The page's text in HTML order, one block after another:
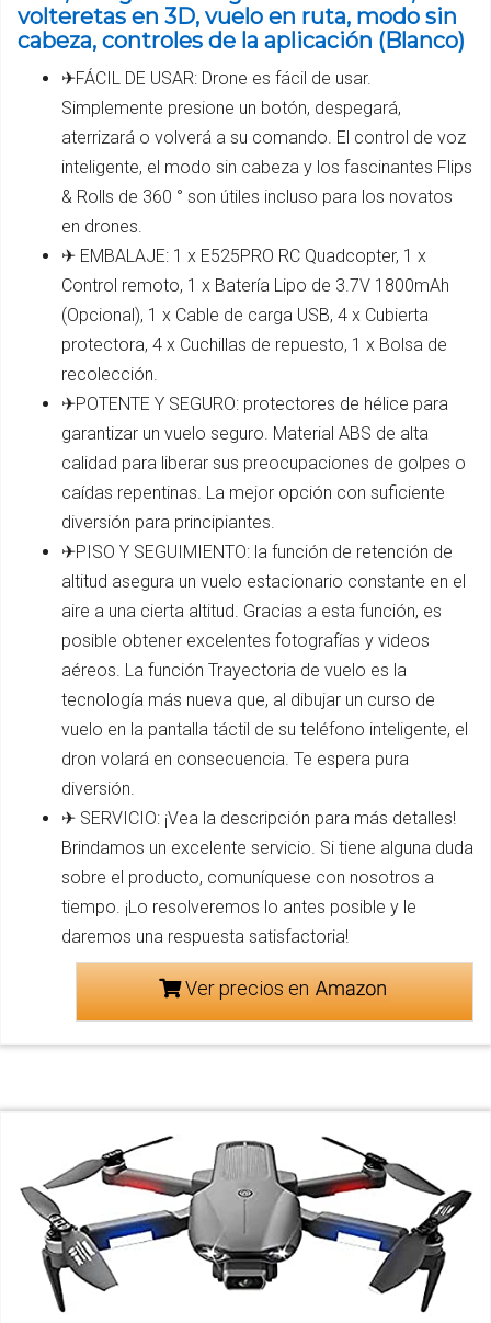
volteretas en 3D, vuelo en ruta, modo sin
cabeza, controles de la aplicación (Blanco)
✈FÁCIL DE USAR: Drone es fácil de usar.
Simplemente presione un botón, despegará,
aterrizará o volverá a su comando. El control de voz
inteligente, el modo sin cabeza y los fascinantes Flips
& Rolls de 360 ​​° son útiles incluso para los novatos
en drones.
✈ EMBALAJE: 1 x E525PRO RC Quadcopter, 1 x
Control remoto, 1 x Batería Lipo de 3.7V 1800mAh
(Opcional), 1 x Cable de carga USB, 4 x Cubierta
protectora, 4 x Cuchillas de repuesto, 1 x Bolsa de
recolección.
✈POTENTE Y SEGURO: protectores de hélice para
garantizar un vuelo seguro. Material ABS de alta
calidad para liberar sus preocupaciones de golpes o
caídas repentinas. La mejor opción con suficiente
diversión para principiantes.
✈PISO Y SEGUIMIENTO: la función de retención de
altitud asegura un vuelo estacionario constante en el
aire a una cierta altitud. Gracias a esta función, es
posible obtener excelentes fotografías y videos
aéreos. La función Trayectoria de vuelo es la
tecnología más nueva que, al dibujar un curso de
vuelo en la pantalla táctil de su teléfono inteligente, el
dron volará en consecuencia. Te espera pura
diversión.
✈ SERVICIO: ¡Vea la descripción para más detalles!
Brindamos un excelente servicio. Si tiene alguna duda
sobre el producto, comuníquese con nosotros a
tiempo. ¡Lo resolveremos lo antes posible y le
daremos una respuesta satisfactoria!
Ver precios en